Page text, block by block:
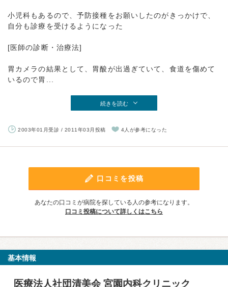
小児科もあるので、予防接種をお願いしたのがきっかけで、
自分も診療を受けるようになった
[医師の診断・治療法]
胃カメラの結果として、胃酸が出過ぎていて、食道を傷めて
いるので胃...
続きを読む
2003年01月受診 / 2011年03月投稿 4人が参考になった
口コミを投稿
あなたの口コミが病院を探している人の参考になります。
口コミ投稿について詳しくはこちら
基本情報
医療法人社団清美会 宮園内科クリニック